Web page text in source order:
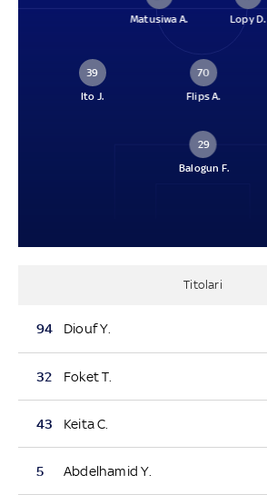
Matusiwa A.
Lopy D.
39
Ito J.
70
Flips A.
29
Balogun F.
Titolari
94 Diouf Y.
32 Foket T.
43 Keita C.
5 Abdelhamid Y.